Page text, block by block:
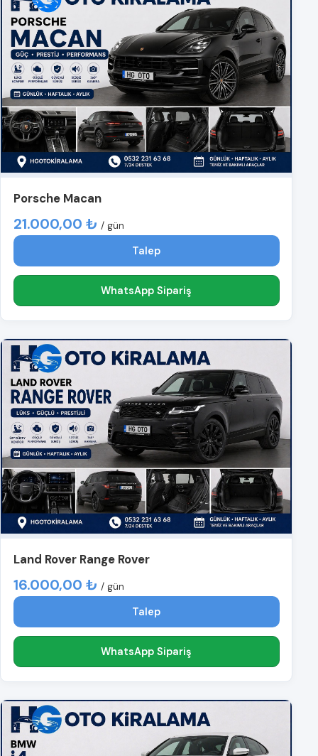
Porsche Macan
21.000,00 ₺ / gün
Talep
WhatsApp Sipariş
Land Rover Range Rover
16.000,00 ₺ / gün
Talep
WhatsApp Sipariş